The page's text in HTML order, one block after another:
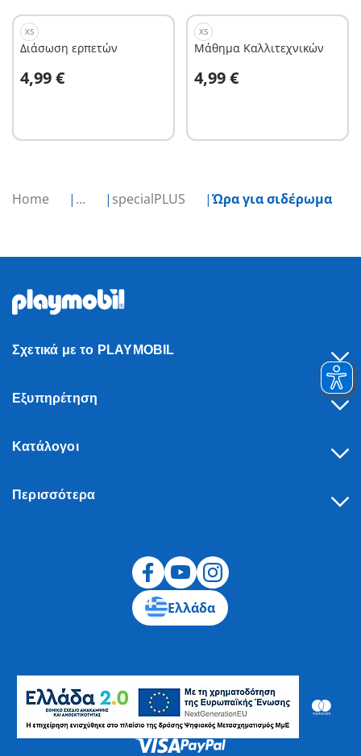
Home ... specialPLUS Ώρα για σιδέρωμα
XS
Διάσωση ερπετών
4,99 €
XS
Μάθημα Καλλιτεχνικών
4,99 €
Σχετικά με το PLAYMOBIL
Εξυπηρέτηση
Κατάλογοι
Περισσότερα
Ελλάδα